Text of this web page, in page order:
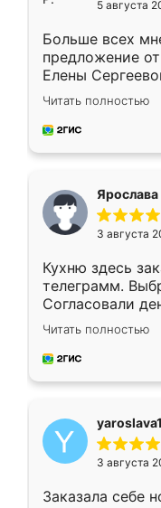
5 августа
Больше всех
предложение
Елены
короткие
для замера
предложил по
Читать полностью
Ярослава
3 августа
Кухню здесь
телеграмм.
Согласовали
недели кухня
довольны
мебель за
Читать полностью
3 августа
Заказала себе